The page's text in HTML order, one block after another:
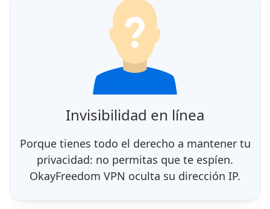
Invisibilidad en línea
Porque tienes todo el derecho a mantener tu
privacidad: no permitas que te espíen.
OkayFreedom VPN oculta su dirección IP.